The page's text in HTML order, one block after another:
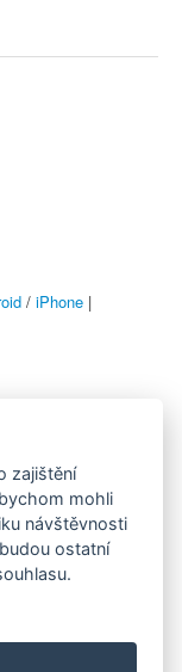
/ iPhone |
s žádným
zajištění
mohli
návštěvnosti
ostatní